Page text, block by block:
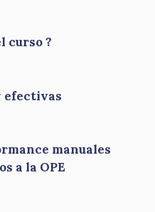
curso ?
efectivas
manuales
a la OPE